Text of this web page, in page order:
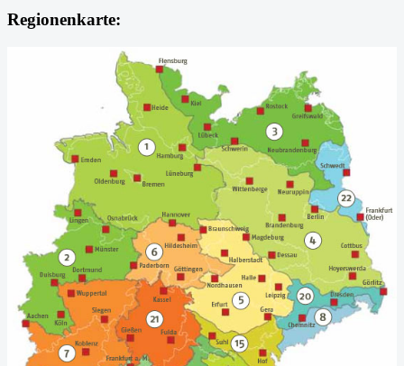
Regionenkarte: